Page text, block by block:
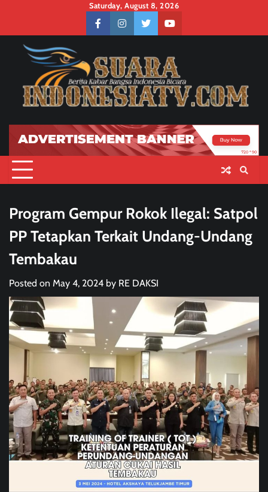
content
Saturday, August 8, 2026
facebookinstagramtwitteryoutube
Program Gempur Rokok Ilegal: Satpol
PP Tetapkan Terkait Undang-Undang
Tembakau
Posted on May 4, 2024 by RE DAKSI